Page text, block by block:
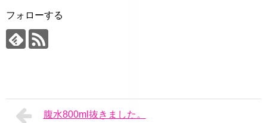
フォローする
腹水800ml抜きました。